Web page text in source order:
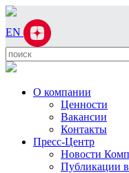
EN
О компании
Ценности
Вакансии
Контакты
Пресс-Центр
Новости
Публикации